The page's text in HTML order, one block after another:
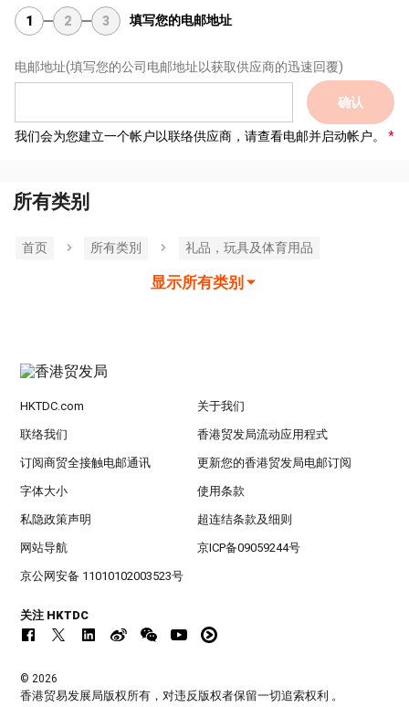
1 2 3 填写您的电邮地址
电邮地址(填写您的公司电邮地址以获取供应商的迅速回覆)
确认
我们会为您建立一个帐户以联络供应商，请查看电邮并启动帐户。
所有类别
首页 所有类別 礼品，玩具及体育用品
显示所有类别
HKTDC.com 关于我们
联络我们 香港贸发局流动应用程式
订阅商贸全接触电邮通讯 更新您的香港贸发局电邮订阅
字体大小 使用条款
私隐政策声明 超连结条款及细则
网站导航 京ICP备09059244号
京公网安备 11010102003523号
关注 HKTDC
© 2026
香港贸易发展局版权所有，对违反版权者保留一切追索权利 。